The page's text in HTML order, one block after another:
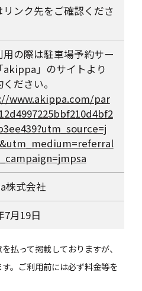
リンク先をご確認くださ
の際は駐車場予約サー
akippa」のサイトより
ださい。
www.akippa.com/par
株式会社
7月19日
払って掲載しておりますが、
。ご利用前には必ず料金等を